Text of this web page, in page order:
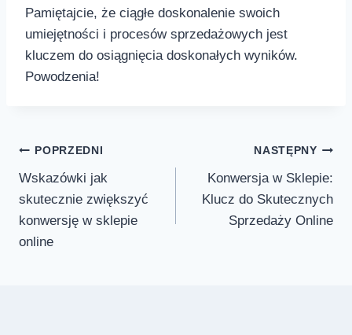
Pamiętajcie, że ciągłe doskonalenie swoich
umiejętności i⁢ procesów sprzedażowych jest
kluczem do osiągnięcia doskonałych wyników.
Powodzenia!
Nawigacja
wpisu
POPRZEDNI
Wskazówki jak
skutecznie zwiększyć
konwersję w sklepie
online
NASTĘPNY
Konwersja w Sklepie:
Klucz do Skutecznych
Sprzedaży Online